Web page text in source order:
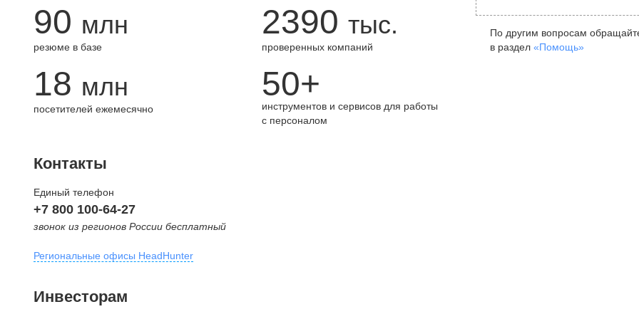
90 млн
резюме в базе
2390 тыс.
проверенных компаний
18 млн
посетителей ежемесячно
50+
инструментов и сервисов для работы
с персоналом
По другим вопросам
в раздел «Помощь»
Контакты
Единый телефон
+7 800 100-64-27
звонок из регионов России бесплатный
Региональные офисы HeadHunter
внутригородская территория
Инвесторам